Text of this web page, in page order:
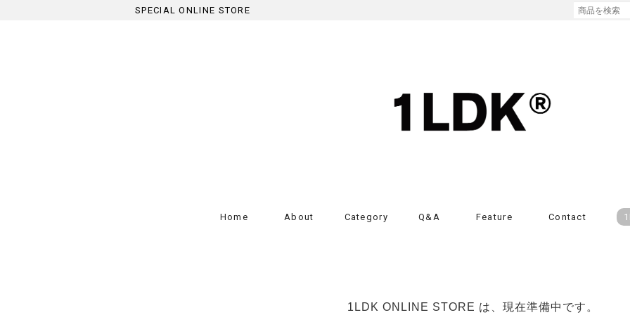
SPECIAL ONLINE STORE
Home About Category Q&A Feature Contact
1LDK ONLINE STORE は、現在準備中です。